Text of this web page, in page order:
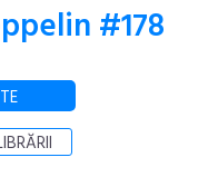
#178